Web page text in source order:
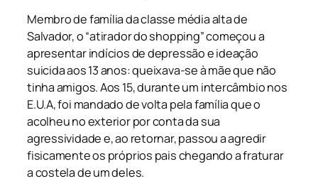
Membro de família da classe média alta de
Salvador, o “atirador do shopping” começou a
apresentar indícios de depressão e ideação
suicida aos 13 anos: queixava-se à mãe que não
tinha amigos. Aos 15, durante um intercâmbio nos
E.U.A, foi mandado de volta pela família que o
acolheu no exterior por conta da sua
agressividade e, ao retornar, passou a agredir
fisicamente os próprios pais chegando a fraturar
a costela de um deles.